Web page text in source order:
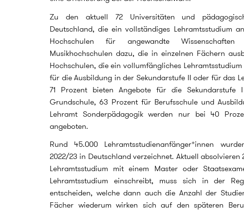
Zu den aktuell 72 Universitäten und
Deutschland, die ein vollständiges Lehramtsstudium
Hochschulen für angewandte
Musikhochschulen dazu, die in einzelnen Fächern
Hochschulen, die ein vollumfängliches
für die Ausbildung in der Sekundarstufe II oder für das
71 Prozent bieten Angebote für die
Grundschule, 63 Prozent für Berufsschule und
Lehramt Sonderpädagogik werden nur bei 40
angeboten.
Rund 45.000 Lehramtsstudienanfänger*innen
2022/23 in Deutschland verzeichnet. Aktuell absolvieren
Lehramtsstudium mit einem Master oder
Lehramtsstudium einschreibt, muss sich in der
entscheiden, welche dann auch die Anzahl der
Fächer wiederum wirken sich auf den späteren